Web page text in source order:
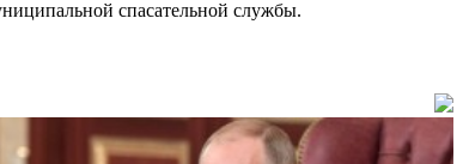
спасательной службы.